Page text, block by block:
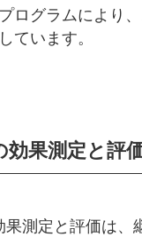
ログラムにより
ています。
効果測定と評
果測定と評価は、